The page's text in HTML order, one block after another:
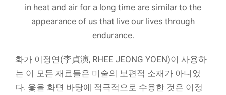
in heat and air for a long time are similar to the
appearance of us that live our lives through
endurance.
화가 이정연(李貞演, RHEE JEONG YOEN)이 사용하
는 이 모든 재료들은 미술의 보편적 소재가 아니었
다. 옻을 화면 바탕에 적극적으로 수용한 것은 이정